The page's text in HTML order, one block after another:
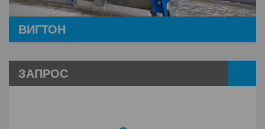
ВИГТОН
ЗАПРОС